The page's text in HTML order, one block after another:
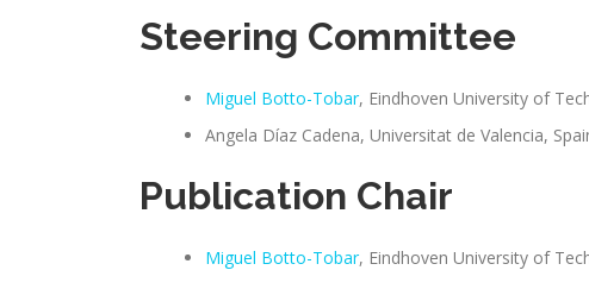
Steering Committee
Miguel Botto-Tobar, Eindhoven University of
Angela Díaz Cadena, Universitat de Valencia,
Publication Chair
Miguel Botto-Tobar, Eindhoven University of